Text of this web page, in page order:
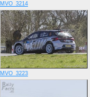
MVO_3214
MVO_3223